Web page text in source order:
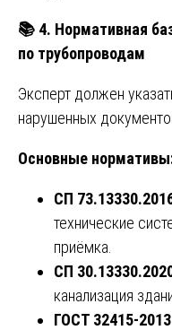
📚 4. Нормативная
по трубопроводам
Эксперт должен
нарушенных
Основные
СП
технические
приёмка.
СП
канализация
ГОСТ 32415-2013